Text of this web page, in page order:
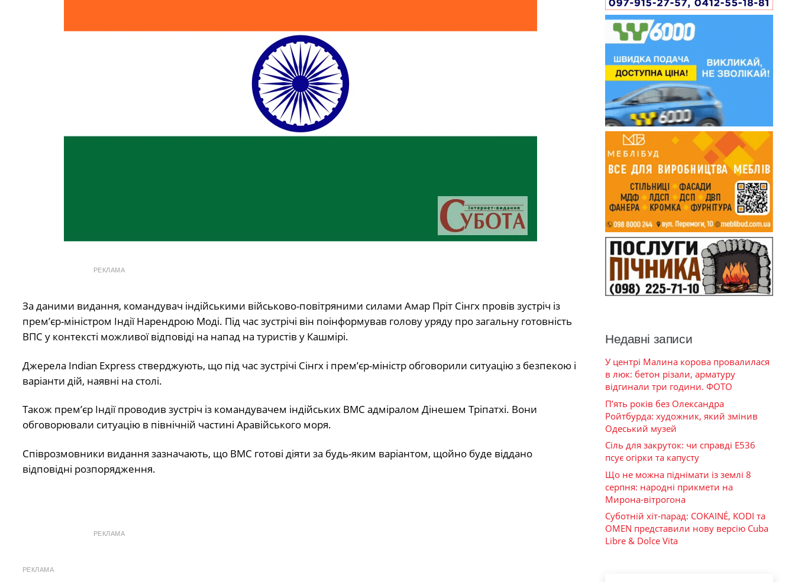
РЕКЛАМА
За даними видання, командувач індійськими військово-повітряними силами Амар Пріт Сінгх провів зустріч із
прем’єр-міністром Індії Нарендрою Моді. Під час зустрічі він поінформував голову уряду про загальну готовність
ВПС у контексті можливої відповіді на напад на туристів у Кашмірі.
Джерела Indian Express стверджують, що під час зустрічі Сінгх і прем’єр-міністр обговорили ситуацію з безпекою і
варіанти дій, наявні на столі.
Також прем’єр Індії проводив зустріч із командувачем індійських ВМС адміралом Дінешем Тріпатхі. Вони
обговорювали ситуацію в північній частині Аравійського моря.
Співрозмовники видання зазначають, що ВМС готові діяти за будь-яким варіантом, щойно буде віддано
відповідні розпорядження.
РЕКЛАМА
РЕКЛАМА
Недавні записи
У центрі Малина корова провалилася
в люк: бетон різали, арматуру
відгинали три години. ФОТО
П’ять років без Олександра
Ройтбурда: художник, який змінив
Одеський музей
Сіль для закруток: чи справді Е536
псує огірки та капусту
Що не можна піднімати із землі 8
серпня: народні прикмети на
Мирона-вітрогона
Суботній хіт-парад: COKAINÉ, KODI та
OMEN представили нову версію Cuba
Libre & Dolce Vita